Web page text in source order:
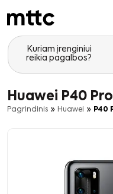
prie
pagrindinio
turinioKuriam įrenginiui
reikia pagalbos?
Huawei P40 Pro
Pagrindinis » Huawei » P40